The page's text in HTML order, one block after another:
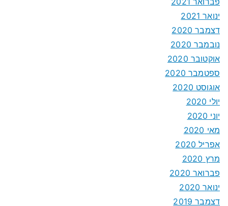
ינואר 2021
דצמבר 2020
נובמבר 2020
אוקטובר 2020
ספטמבר 2020
אוגוסט 2020
יולי 2020
יוני 2020
מאי 2020
אפריל 2020
מרץ 2020
פברואר 2020
ינואר 2020
דצמבר 2019